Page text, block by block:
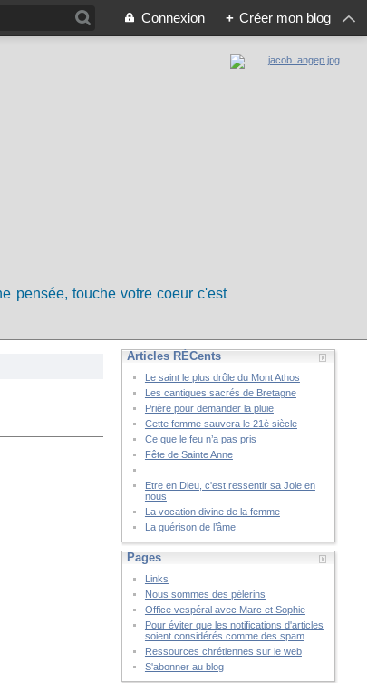
Connexion + Créer mon blog
pensée, touche votre coeur c'est
Articles RÉCents
Le saint le plus drôle du Mont Athos
Les cantiques sacrés de Bretagne
Prière pour demander la pluie
Cette femme sauvera le 21è siècle
Ce que le feu n’a pas pris
Fête de Sainte Anne
Etre en Dieu, c'est ressentir sa Joie en
nous
La vocation divine de la femme
La guérison de l’âme
Pages
Links
Nous sommes des pélerins
Office vespéral avec Marc et Sophie
Pour éviter que les notifications d'articles
soient considérés comme des spam
Ressources chrétiennes sur le web
S'abonner au blog